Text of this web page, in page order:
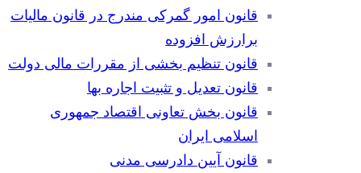
قانون امور گمرکی مندرج در قانون مالیات
برارزش افزوده
قانون تنظیم بخشی از مقررات مالی دولت
قانون تعدیل و تثبیت اجاره بها
قانون بخش تعاونی اقتصاد جمهوری
اسلامی ایران
قانون آیین دادرسی مدنی